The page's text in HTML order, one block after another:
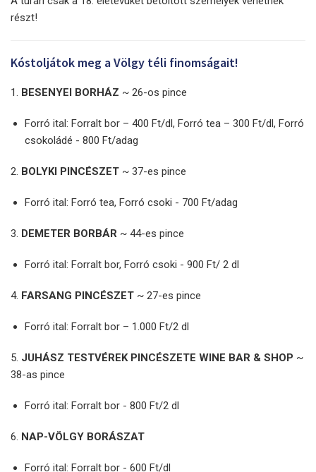
részt!
Kóstoljátok meg a Völgy téli finomságait!
1. BESENYEI BORHÁZ ~ 26-os pince
Forró ital: Forralt bor – 400 Ft/dl, Forró tea – 300 Ft/dl, Forró
csokoládé - 800 Ft/adag
2. BOLYKI PINCÉSZET ~ 37-es pince
Forró ital: Forró tea, Forró csoki - 700 Ft/adag
3. DEMETER BORBÁR ~ 44-es pince
Forró ital: Forralt bor, Forró csoki - 900 Ft/ 2 dl
4. FARSANG PINCÉSZET ~ 27-es pince
Forró ital: Forralt bor – 1.000 Ft/2 dl
5. JUHÁSZ TESTVÉREK PINCÉSZETE WINE BAR & SHOP ~
38-as pince
Forró ital: Forralt bor - 800 Ft/2 dl
6. NAP-VÖLGY BORÁSZAT
Forró ital: Forralt bor - 600 Ft/dl